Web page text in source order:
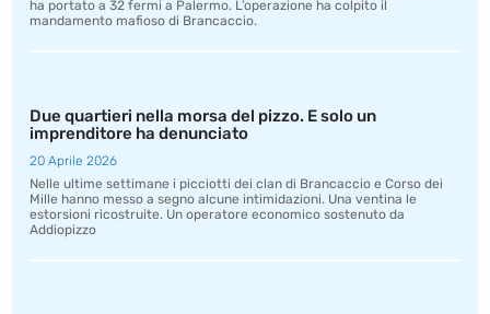
ha portato a 32 fermi a Palermo. L’operazione ha colpito il
mandamento mafioso di Brancaccio.
Due quartieri nella morsa del pizzo. E solo un
imprenditore ha denunciato
20 Aprile 2026
Nelle ultime settimane i picciotti dei clan di Brancaccio e Corso dei
Mille hanno messo a segno alcune intimidazioni. Una ventina le
estorsioni ricostruite. Un operatore economico sostenuto da
Addiopizzo